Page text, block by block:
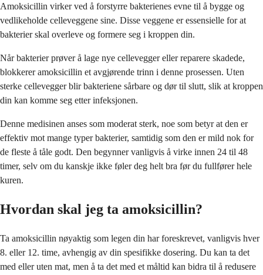
Amoksicillin virker ved å forstyrre bakterienes evne til å bygge og
vedlikeholde celleveggene sine. Disse veggene er essensielle for at
bakterier skal overleve og formere seg i kroppen din.
Når bakterier prøver å lage nye cellevegger eller reparere skadede,
blokkerer amoksicillin et avgjørende trinn i denne prosessen. Uten
sterke cellevegger blir bakteriene sårbare og dør til slutt, slik at kroppen
din kan komme seg etter infeksjonen.
Denne medisinen anses som moderat sterk, noe som betyr at den er
effektiv mot mange typer bakterier, samtidig som den er mild nok for
de fleste å tåle godt. Den begynner vanligvis å virke innen 24 til 48
timer, selv om du kanskje ikke føler deg helt bra før du fullfører hele
kuren.
Hvordan skal jeg ta amoksicillin?
Ta amoksicillin nøyaktig som legen din har foreskrevet, vanligvis hver
8. eller 12. time, avhengig av din spesifikke dosering. Du kan ta det
med eller uten mat, men å ta det med et måltid kan bidra til å redusere